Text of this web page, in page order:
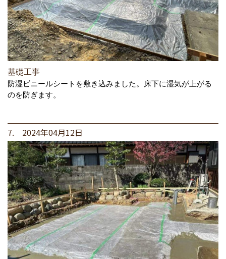
基礎工事
防湿ビニールシートを敷き込みました。床下に湿気が上がる
のを防ぎます。
7. 2024年04月12日